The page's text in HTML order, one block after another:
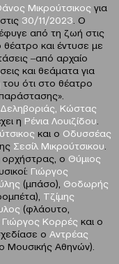
Μικρούτσικος για
30/11/2023 . Ο
από τη ζωή στις
και έντυσε με
‒από αρχαίο
και θεάματα για
ότι στο θέατρο
Κώστας
η Ρένια Λουιζίδου
και ο Οδυσσέας
Σεσίλ Μικρούτσικου
ορχήστρας, ο Θύμιος
Γιώργος
(μπάσο), Θοδωρής
Τζίμης
(φλάουτο,
Γιώργος Κορρές και ο
ο Αντρέας
Μουσικής Αθηνών).